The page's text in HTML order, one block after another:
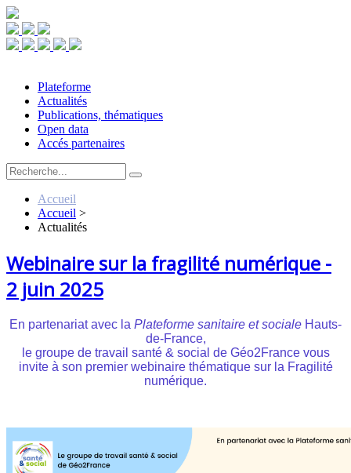
Plateforme
Actualités
Publications, thématiques
Open data
Accés partenaires
Accueil
Accueil >
Actualités
Webinaire sur la fragilité numérique -
2 juin 2025
En partenariat avec la Plateforme sanitaire et sociale Hauts-
de-France,
le groupe de travail santé & social de Géo2France vous
invite à son premier webinaire thématique sur la Fragilité
numérique.